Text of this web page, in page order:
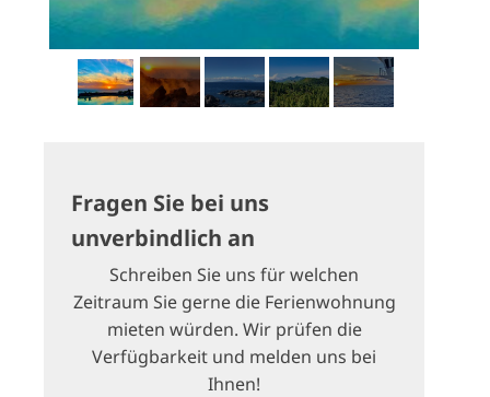
Fragen Sie bei uns
unverbindlich an
Schreiben Sie uns für welchen
Zeitraum Sie gerne die Ferienwohnung
mieten würden. Wir prüfen die
Verfügbarkeit und melden uns bei
Ihnen!